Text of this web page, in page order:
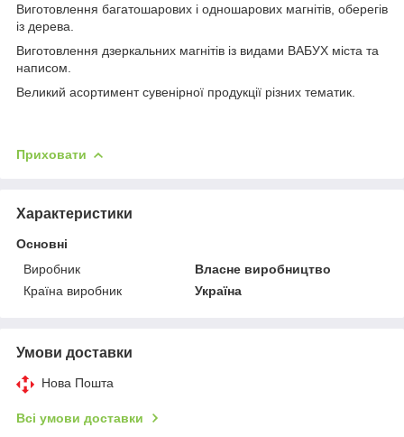
Виготовлення багатошарових і одношарових магнітів, оберегів
із дерева.
Виготовлення дзеркальних магнітів із видами ВАБУХ міста та
написом.
Великий асортимент сувенірної продукції різних тематик.
Приховати
Характеристики
Основні
Виробник
Власне виробництво
Країна виробник
Україна
Умови доставки
Нова Пошта
Всі умови доставки